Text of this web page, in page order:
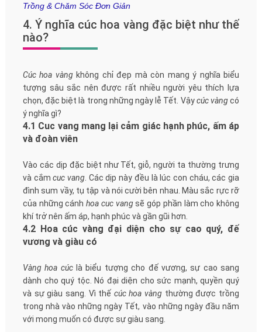
Trồng & Chăm Sóc Đơn Giản
4. Ý nghĩa cúc hoa vàng đặc biệt như thế
nào?
Cúc hoa vàngkhông chỉ đẹp mà còn mang ý nghĩa biểu
tượng sâu sắc nên được rất nhiều người yêu thích lựa
chọn, đặc biệt là trong những ngày lễ Tết. Vậycúc vàngcó
ý nghĩa gì?
4.1 Cuc vang mang lại cảm giác hạnh phúc, ấm áp
và đoàn viên
Vào các dịp đặc biệt như Tết, giỗ, người ta thường trưng
và cắmcuc vang . Các dịp này đều là lúc con cháu, các gia
đình sum vầy, tụ tập và nói cười bên nhau. Màu sắc rực rỡ
của những cánhhoa cuc vangsẽ góp phần làm cho không
khí trở nên ấm áp, hạnh phúc và gần gũi hơn.
4.2 Hoa cúc vàng đại diện cho sự cao quý, đế
vương và giàu có
Vàng hoa cúclà biểu tượng cho đế vương, sự cao sang
dành cho quý tộc. Nó đại diện cho sức mạnh, quyền quý
và sự giàu sang. Vì thế cúc hoa vàng thường được trồng
trong nhà vào những ngày Tết, vào những ngày đầu năm
với mong muốn có được sự giàu sang.